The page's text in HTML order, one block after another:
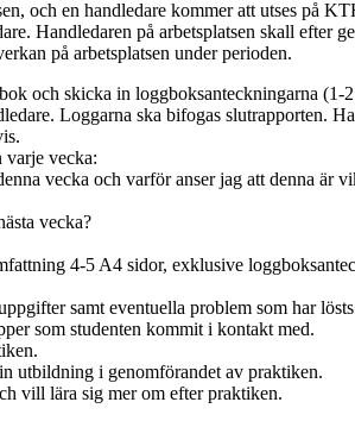
och en handledare kommer att utses på
Handledaren på arbetsplatsen skall efter
på arbetsplatsen under perioden.
och skicka in loggboksanteckningarna (1-
Loggarna ska bifogas slutrapporten.
varje vecka:
vecka och varför anser jag att denna är
vecka?
4-5 A4 sidor, exklusive
samt eventuella problem som har
som studenten kommit i kontakt med.
utbildning i genomförandet av praktiken.
vill lära sig mer om efter praktiken.